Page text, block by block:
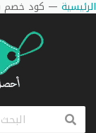
الرئيسية — كود خصم